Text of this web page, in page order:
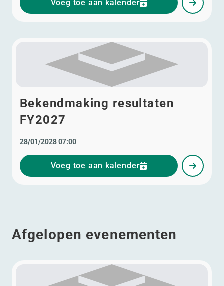
Voeg toe aan kalender
Bekendmaking resultaten
FY2027
28/01/2028 07:00
Voeg toe aan kalender
Afgelopen evenementen